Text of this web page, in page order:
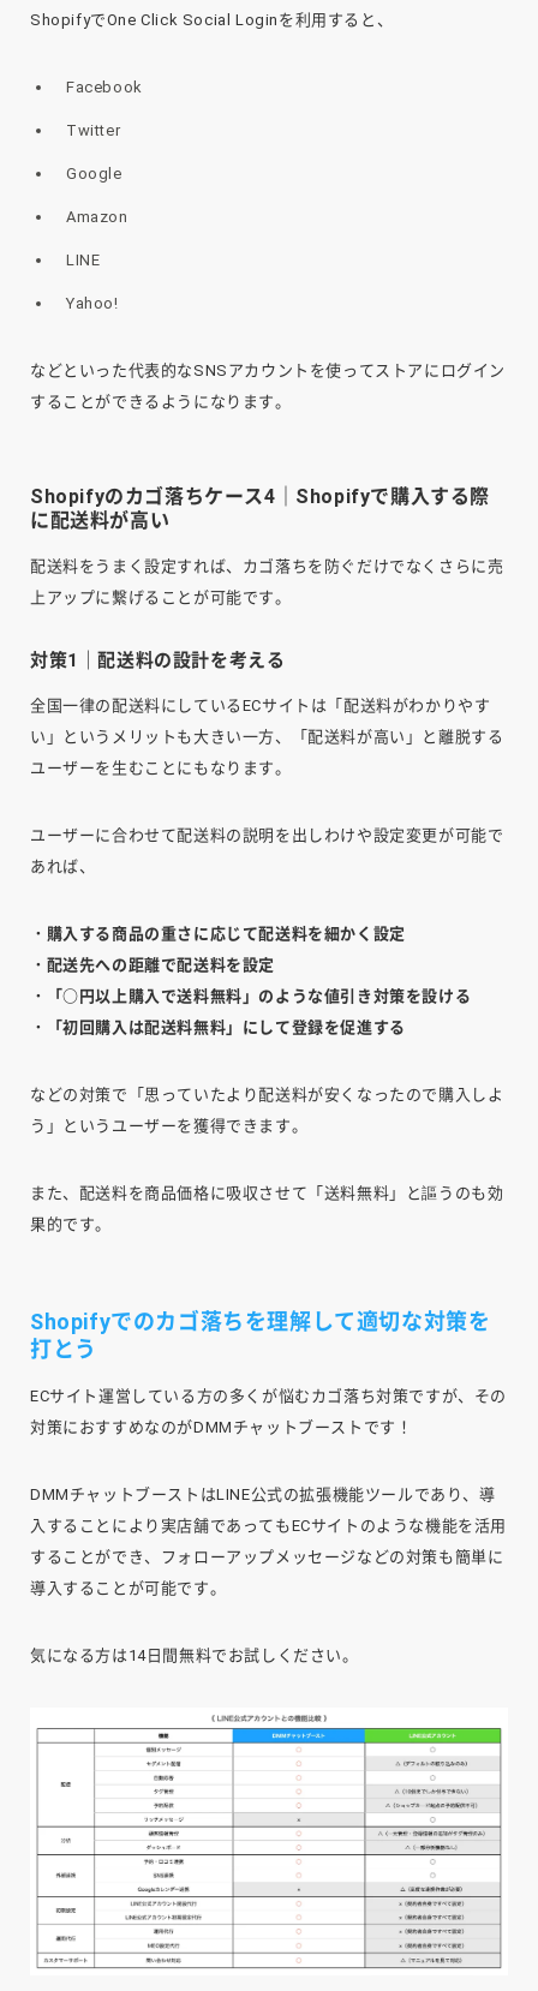
ShopifyでOne Click Social Loginを利用すると、
Facebook
Twitter
Google
Amazon
LINE
Yahoo!
などといった代表的なSNSアカウントを使ってストアにログイン
することができるようになります。
Shopifyのカゴ落ちケース4｜Shopifyで購入する際
に配送料が高い
配送料をうまく設定すれば、カゴ落ちを防ぐだけでなくさらに売
上アップに繋げることが可能です。
対策1｜配送料の設計を考える
全国一律の配送料にしているECサイトは「配送料がわかりやす
い」というメリットも大きい一方、「配送料が高い」と離脱する
ユーザーを生むことにもなります。
ユーザーに合わせて配送料の説明を出しわけや設定変更が可能で
あれば、
・購入する商品の重さに応じて配送料を細かく設定
・配送先への距離で配送料を設定
・「○円以上購入で送料無料」のような値引き対策を設ける
・「初回購入は配送料無料」にして登録を促進する
などの対策で「思っていたより配送料が安くなったので購入しよ
う」というユーザーを獲得できます。
また、配送料を商品価格に吸収させて「送料無料」と謳うのも効
果的です。
Shopifyでのカゴ落ちを理解して適切な対策を
打とう
ECサイト運営している方の多くが悩むカゴ落ち対策ですが、その
対策におすすめなのがDMMチャットブーストです！
DMMチャットブーストはLINE公式の拡張機能ツールであり、導
入することにより実店舗であってもECサイトのような機能を活用
することができ、フォローアップメッセージなどの対策も簡単に
導入することが可能です。
気になる方は14日間無料でお試しください。